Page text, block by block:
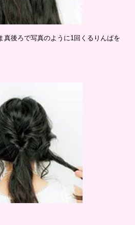
真後ろで写真のように1回くるりんぱを